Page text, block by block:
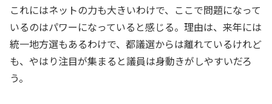
これにはネットの力も大きいわけで、ここで問題になって
いるのはパワーになっていると感じる。理由は、来年には
統一地方選もあるわけで、都議選からは離れているけれど
も、やはり注目が集まると議員は身動きがしやすいだろ
う。